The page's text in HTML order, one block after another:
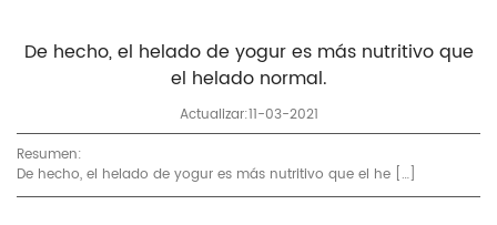
De hecho, el helado de yogur es más nutritivo que
el helado normal.
Actualizar:11-03-2021
Resumen:
De hecho, el helado de yogur es más nutritivo que el he […]